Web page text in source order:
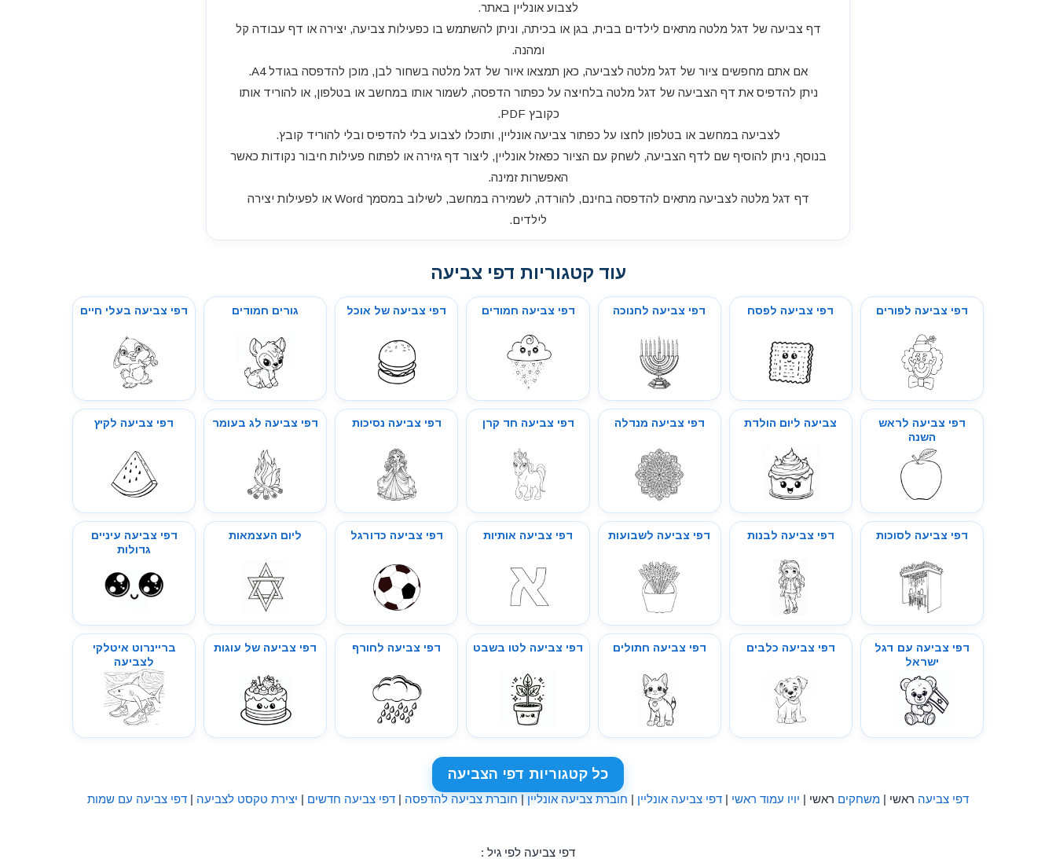
לצבוע אונליין באתר.
דף צביעה של דגל מלטה מתאים לילדים בבית, בגן או בכיתה, וניתן להשתמש בו כפעילות צביעה, יצירה או דף עבודה קל
ומהנה.
אם אתם מחפשים ציור של דגל מלטה לצביעה, כאן תמצאו איור של דגל מלטה בשחור לבן, מוכן להדפסה בגודל A4.
ניתן להדפיס את דף הצביעה של דגל מלטה בלחיצה על כפתור הדפסה, לשמור אותו במחשב או בטלפון, או להוריד אותו
כקובץ PDF.
לצביעה במחשב או בטלפון לחצו על כפתור צביעה אונליין, ותוכלו לצבוע בלי להדפיס ובלי להוריד קובץ.
בנוסף, ניתן להוסיף שם לדף הצביעה, לשחק עם הציור כפאזל אונליין, ליצור דף גזירה או לפתוח פעילות חיבור נקודות כאשר
האפשרות זמינה.
דף דגל מלטה לצביעה מתאים להדפסה בחינם, להורדה, לשמירה במחשב, לשילוב במסמך Word או לפעילות יצירה
לילדים.
עוד קטגוריות דפי צביעה
דפי צביעה לפורים דפי צביעה לפסח דפי צביעה לחנוכה דפי צביעה חמודים דפי צביעה של אוכל גורים חמודים דפי צביעה בעלי חיים
דפי צביעה לראש
השנה
צביעה ליום הולדת דפי צביעה מנדלה דפי צביעה חד קרן דפי צביעה נסיכות דפי צביעה לג בעומר דפי צביעה לקיץ
דפי צביעה לסוכות דפי צביעה לבנות דפי צביעה לשבועות דפי צביעה אותיות דפי צביעה כדורגל ליום העצמאות
דפי צביעה עיניים
גדולות
דפי צביעה עם דגל
ישראל
דפי צביעה כלבים דפי צביעה חתולים דפי צביעה לטו בשבט דפי צביעה לחורף דפי צביעה של עוגות
בריינרוט איטלקי
לצביעה
כל קטגוריות דפי הצביעה
דפי צביעה ראשי | משחקים ראשי | יויו עמוד ראשי | דפי צביעה אונליין | חוברת צביעה אונליין|חוברת צביעה להדפסה | דפי צביעה חדשים | יצירת טקסט לצביעה | דפי צביעה עם שמות
דפי צביעה לפי גיל :